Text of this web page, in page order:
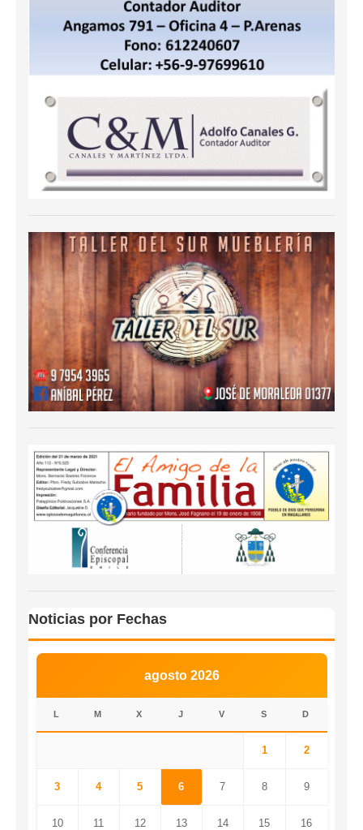
Noticias por Fechas
agosto 2026
L M X J V S D
1 2
3 4 5 6 7 8 9
10 11 12 13 14 15 16